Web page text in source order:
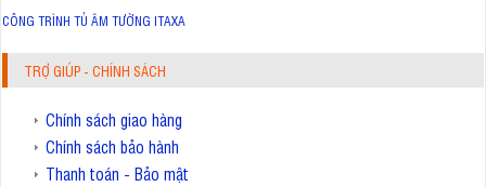
CÔNG TRÌNH TỦ ÂM TƯỜNG ITAXA
TRỢ GIÚP - CHÍNH SÁCH
Chính sách giao hàng
Chính sách bảo hành
Thanh toán - Bảo mật